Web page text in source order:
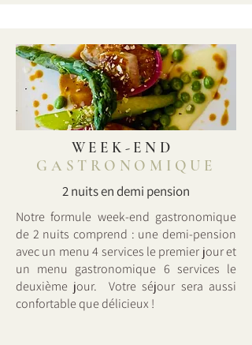
WEEK-END
GASTRONOMIQUE
2 nuits en demi pension
Notre formule week-end gastronomique
de 2 nuits comprend : une demi-pension
avec un menu 4 services le premier jour et
un menu gastronomique 6 services le
deuxième jour. Votre séjour sera aussi
confortable que délicieux !